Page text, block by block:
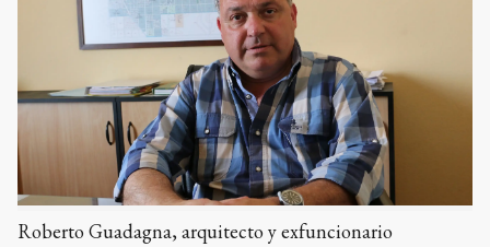
Roberto Guadagna, arquitecto y exfuncionario